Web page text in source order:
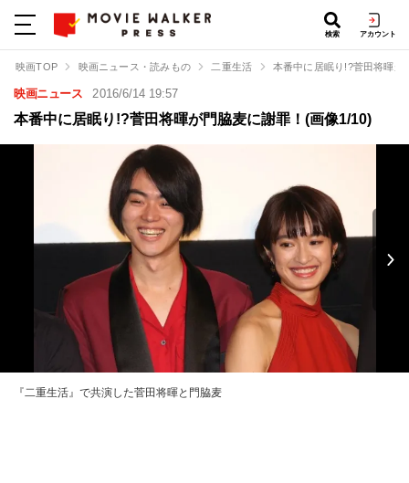
検索 アカウント
映画TOP 映画ニュース・読みもの 二重生活 本番中に居眠り!?菅田将暉が
映画ニュース 2016/6/14 19:57
本番中に居眠り!?菅田将暉が門脇麦に謝罪！(画像1/10)
『二重生活』で共演した菅田将暉と門脇麦